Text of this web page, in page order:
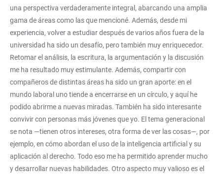
una perspectiva verdaderamente integral, abarcando una amplia
gama de áreas como las que mencioné. Además, desde mi
experiencia, volver a estudiar después de varios años fuera de la
universidad ha sido un desafío, pero también muy enriquecedor.
Retomar el análisis, la escritura, la argumentación y la discusión
me ha resultado muy estimulante. Además, compartir con
compañeros de distintas áreas ha sido un gran aporte: en el
mundo laboral uno tiende a encerrarse en un círculo, y aquí he
podido abrirme a nuevas miradas. También ha sido interesante
convivir con personas más jóvenes que yo. El tema generacional
se nota —tienen otros intereses, otra forma de ver las cosas—, por
ejemplo, en cómo abordan el uso de la inteligencia artificial y su
aplicación al derecho. Todo eso me ha permitido aprender mucho
y desarrollar nuevas habilidades. Otro aspecto muy valioso es el